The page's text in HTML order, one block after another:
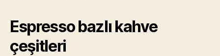
Espresso bazlı kahve
çeşitleri